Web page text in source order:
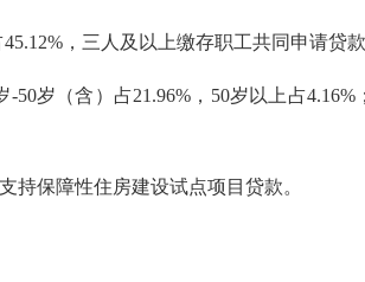
，三人及以上缴存职工共同申请贷款
岁（含）占21.96%，50岁以上占4.16%
保障性住房建设试点项目贷款。